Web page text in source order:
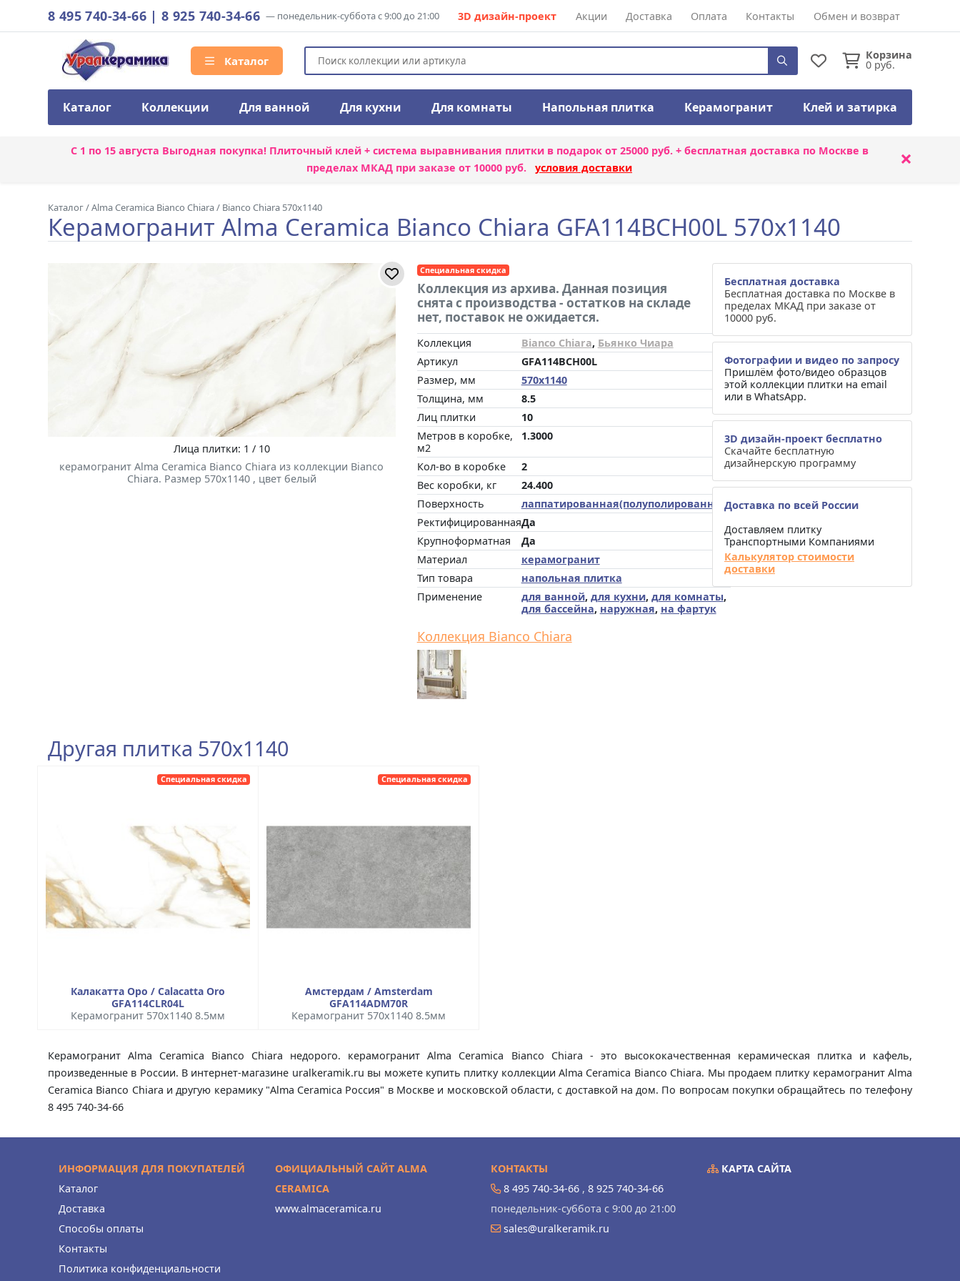
8 495 740-34-66 |8 925 740-34-66 — понедельник-суббота с 9:00 до 21:00 3D дизайн-проект Акции Доставка Оплата Контакты Обмен и возврат
Каталог Корзина
0 руб.
Каталог Коллекции Для ванной Для кухни Для комнаты Напольная плитка Керамогранит Клей и затирка
С 1 по 15 августа Выгодная покупка! Плиточный клей + система выравнивания плиткив подарок от 25000 руб. + бесплатная доставка по Москве в
пределах МКАД при заказе от 10000 руб. условия доставки ×
Каталог/Alma Ceramica Bianco Chiara/ Bianco Chiara 570x1140
Керамогранит Alma Ceramica Bianco Chiara GFA114BCH00L 570x1140
Лица плитки: 1 / 10
керамогранит Alma Ceramica Bianco Chiara из коллекции Bianco
Chiara. Размер 570x1140 , цвет белый
Специальная скидка
Коллекция из архива. Данная позиция
снята с производства - остатков на складе
нет, поставок не ожидается.
Коллекция Bianco Chiara, Бьянко Чиара
Артикул
GFA114BCH00L
Размер, мм
570x1140
Толщина, мм
8.5
Лиц плитки
10
Метров в коробке,
м2
1.3000
Кол-во в коробке
2
Вес коробки, кг
24.400
Поверхность
лаппатированная(полуполированная)
РектифицированнаяДа
Крупноформатная
Да
Материал
керамогранит
Тип товара
напольная плитка
Применение
для ванной, для кухни, для комнаты,
для бассейна, наружная, на фартук
Коллекция Bianco Chiara
Бесплатная доставка
Бесплатная доставка по Москве в
пределах МКАД при заказе от
10000 руб.
Фотографии и видео по запросу
Пришлём фото/видео образцов
этой коллекции плитки на email
или в WhatsApp.
3D дизайн-проект бесплатно
Скачайте бесплатную
дизайнерскую программу
Доставка по всей России
Доставляем плитку
Транспортными Компаниями
Калькулятор стоимости
доставки
Другая плитка 570x1140
Специальная скидка
Калакатта Оро / Calacatta Oro
GFA114CLR04L
Керамогранит 570x1140 8.5мм
Специальная скидка
Амстердам / Amsterdam
GFA114ADM70R
Керамогранит 570x1140 8.5мм
Керамогранит Alma Ceramica Bianco Chiara недорого. керамогранит Alma Ceramica Bianco Chiara - это высококачественная керамическая плитка и кафель,
произведенные в России. В интернет-магазине uralkeramik.ru вы можете купить плитку коллекции Alma Ceramica Bianco Chiara. Мы продаем плитку керамогранит Alma
Ceramica Bianco Chiara и другую керамику "Alma Ceramica Россия" в Москве и московской области, с доставкой на дом. По вопросам покупки обращайтесь по телефону
8 495 740-34-66
ИНФОРМАЦИЯ ДЛЯ ПОКУПАТЕЛЕЙ
Каталог
Доставка
Способы оплаты
Контакты
Политика конфиденциальности
ОФИЦИАЛЬНЫЙ САЙТ ALMA
CERAMICA
www.almaceramica.ru
КОНТАКТЫ
8 495 740-34-66 , 8 925 740-34-66
понедельник-суббота с 9:00 до 21:00
sales@uralkeramik.ru
КАРТА САЙТА